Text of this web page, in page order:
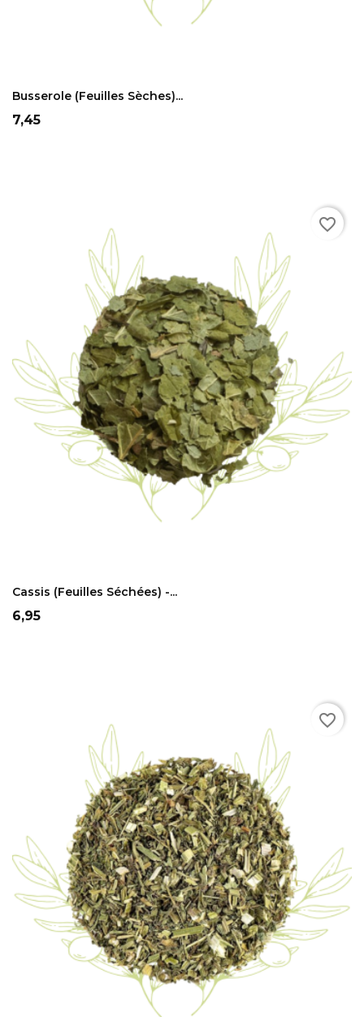
Busserole (feuilles Sèches)...
Prix
7,45
Cassis (feuilles Séchées) -...
Prix
6,95
favorite_border
favorite_border